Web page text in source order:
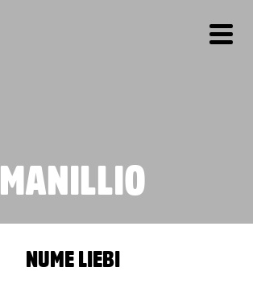
MANILLIO
NUME LIEBI